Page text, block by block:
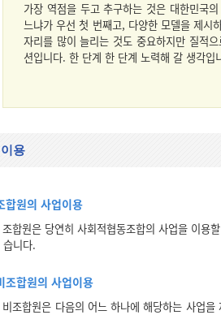
가장 역점을 두고 추구하는 것은 대한민국
느냐가 우선 첫 번째고, 다양한 모델을 제시
자리를 많이 늘리는 것도 중요하지만 질적
션입니다. 한 단계 한 단계 노력해 갈 생각입
용
합원의 사업이용
조합원은 당연히 사회적협동조합의 사업을 이용
습니다.
조합원의 사업이용
비조합원은 다음의 어느 하나에 해당하는 사업을